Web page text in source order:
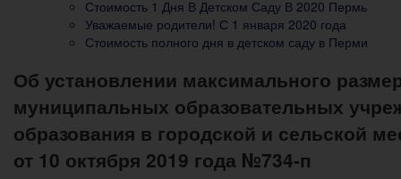
Стоимость 1 Дня В Детском Саду В 2020 Пермь
Уважаемые родители! С 1 января 2020 года
Стоимость полного дня в детском саду в Перми
Об установлении максимального
муниципальных образовательных
образования в городской и сельской
от 10 октября 2019 года №734-п